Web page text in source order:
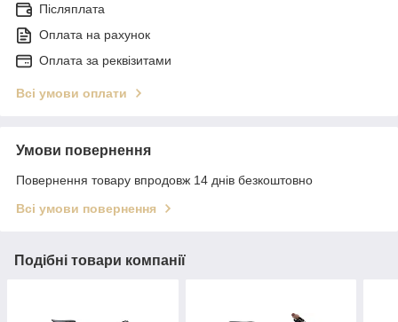
Післяплата
Оплата на рахунок
Оплата за реквізитами
Всі умови оплати
Умови повернення
Повернення товару впродовж 14 днів безкоштовно
Всі умови повернення
Подібні товари компанії